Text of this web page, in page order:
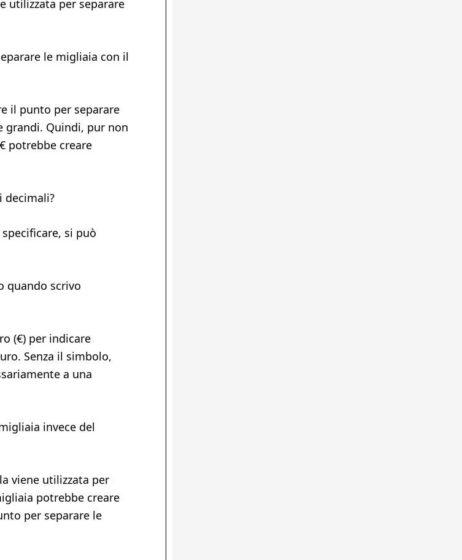
utilizzata per separare
le migliaia con il
il punto per separare
Quindi, pur non
potrebbe creare
decimali?
si può
quando scrivo
(€) per indicare
Senza il simbolo,
a una
invece del
viene utilizzata per
potrebbe creare
per separare le